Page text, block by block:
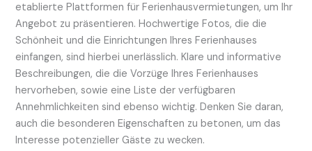
etablierte Plattformen für Ferienhausvermietungen, um Ihr
Angebot zu präsentieren. Hochwertige Fotos, die die
Schönheit und die Einrichtungen Ihres Ferienhauses
einfangen, sind hierbei unerlässlich. Klare und informative
Beschreibungen, die die Vorzüge Ihres Ferienhauses
hervorheben, sowie eine Liste der verfügbaren
Annehmlichkeiten sind ebenso wichtig. Denken Sie daran,
auch die besonderen Eigenschaften zu betonen, um das
Interesse potenzieller Gäste zu wecken.